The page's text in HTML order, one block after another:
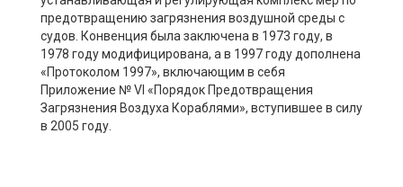
предотвращению загрязнения воздушной среды с
судов. Конвенция была заключена в 1973 году, в
1978 году модифицирована, а в 1997 году дополнена
«Протоколом 1997», включающим в себя
Приложение № VI «Порядок Предотвращения
Загрязнения Воздуха Кораблями», вступившее в силу
в 2005 году.